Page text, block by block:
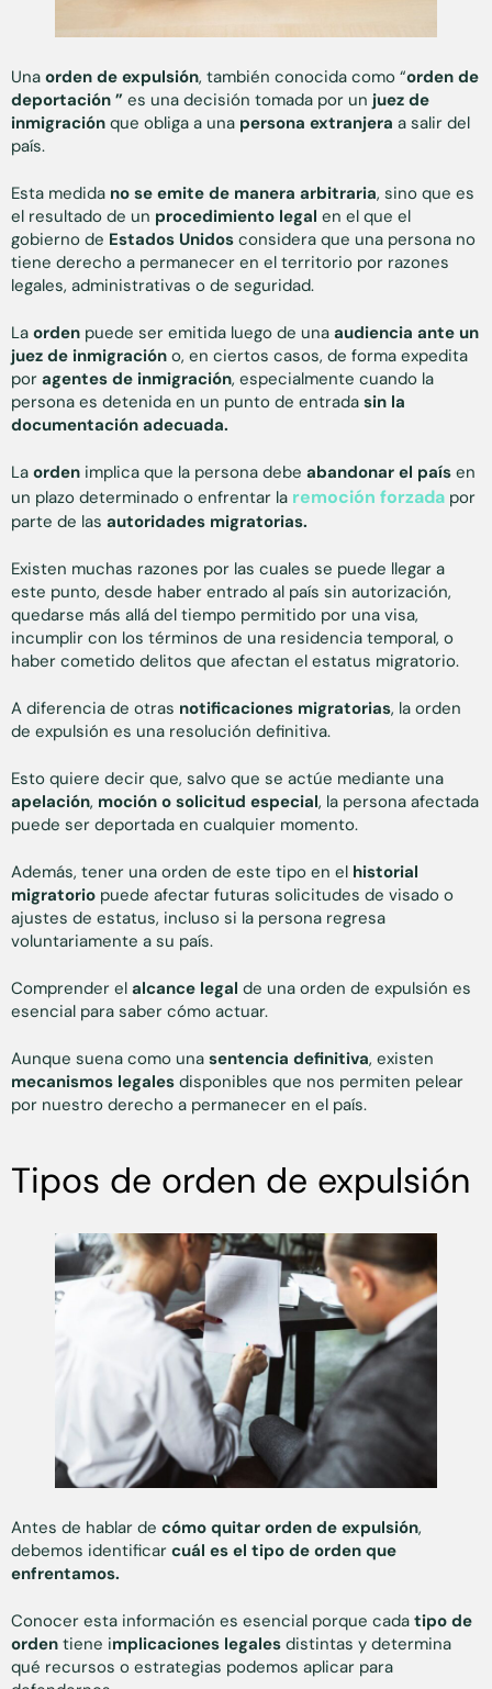
Una orden de expulsión, también conocida como “orden de
deportación ” es una decisión tomada por un juez de
inmigración que obliga a una persona extranjera a salir del
país.
Esta medida no se emite de manera arbitraria, sino que es
el resultado de un procedimiento legal en el que el
gobierno de Estados Unidos considera que una persona no
tiene derecho a permanecer en el territorio por razones
legales, administrativas o de seguridad.
La orden puede ser emitida luego de una audiencia ante un
juez de inmigración o, en ciertos casos, de forma expedita
por agentes de inmigración, especialmente cuando la
persona es detenida en un punto de entrada sin la
documentación adecuada.
La orden implica que la persona debe abandonar el país en
un plazo determinado o enfrentar la remoción forzada por
parte de las autoridades migratorias.
Existen muchas razones por las cuales se puede llegar a
este punto, desde haber entrado al país sin autorización,
quedarse más allá del tiempo permitido por una visa,
incumplir con los términos de una residencia temporal, o
haber cometido delitos que afectan el estatus migratorio.
A diferencia de otras notificaciones migratorias, la orden
de expulsión es una resolución definitiva.
Esto quiere decir que, salvo que se actúe mediante una
apelación, moción o solicitud especial, la persona afectada
puede ser deportada en cualquier momento.
Además, tener una orden de este tipo en el historial
migratorio puede afectar futuras solicitudes de visado o
ajustes de estatus, incluso si la persona regresa
voluntariamente a su país.
Comprender el alcance legal de una orden de expulsión es
esencial para saber cómo actuar.
Aunque suena como una sentencia definitiva, existen
mecanismos legales disponibles que nos permiten pelear
por nuestro derecho a permanecer en el país.
Tipos de orden de expulsión
Antes de hablar de cómo quitar orden de expulsión,
debemos identificar cuál es el tipo de orden que
enfrentamos.
Conocer esta información es esencial porque cada tipo de
orden tiene implicaciones legales distintas y determina
qué recursos o estrategias podemos aplicar para